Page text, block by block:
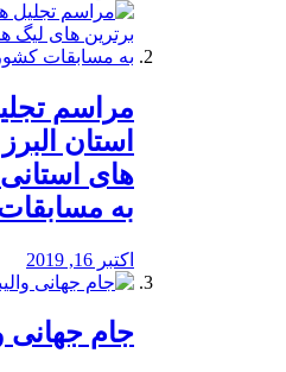
مراسم
استان
های
به
اکتبر 16, 2019
جام جهانی